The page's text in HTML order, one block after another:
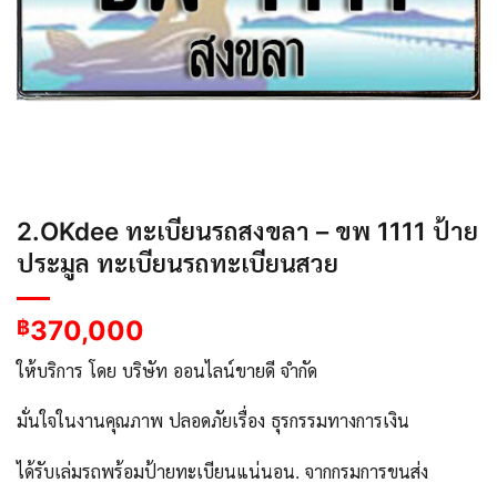
2.OKdee ทะเบียนรถสงขลา – ขพ 1111 ป้าย
ประมูล ทะเบียนรถทะเบียนสวย
฿370,000
ให้บริการ โดย บริษัท ออนไลน์ขายดี จำกัด
มั่นใจในงานคุณภาพ ปลอดภัยเรื่อง ธุรกรรมทางการเงิน
ได้รับเล่มรถพร้อมป้ายทะเบียนแน่นอน. จากกรมการขนส่ง